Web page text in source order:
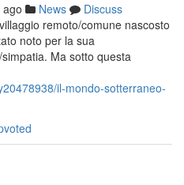
News
Discuss
remoto/comune nascosto
noto per la sua
Ma sotto questa
il-mondo-sotterraneo-